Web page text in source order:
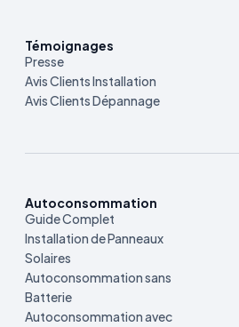
Témoignages
Presse
Avis Clients Installation
Avis Clients Dépannage
Autoconsommation
Guide Complet
Installation de Panneaux
Solaires
Autoconsommation sans
Batterie
Autoconsommation avec